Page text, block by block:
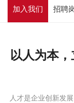
加入我们 招聘
以人为本
人才是企业创新发